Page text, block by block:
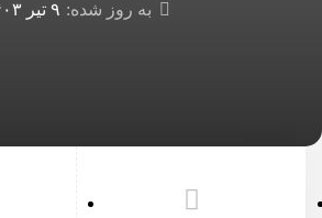
به روز شده: ۹ تیر ۱۴۰۳